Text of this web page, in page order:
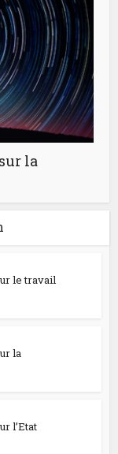
la
le travail
la
l’Etat